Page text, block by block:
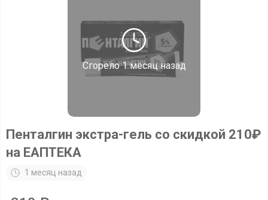
Сгорело1 месяц назад
Пенталгин экстра-гель со скидкой 210₽
на ЕАПТЕКА
1 месяц назад